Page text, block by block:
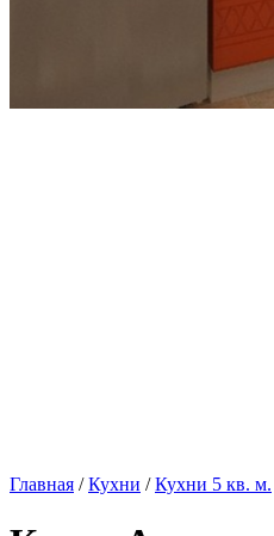
Главная /Кухни /Кухни 5 кв. м.